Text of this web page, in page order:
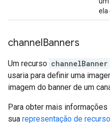
ela
channelBanners
Um recurso channelBanner
usaria para definir uma
imagem do banner de um
Para obter mais
sua representação de recurso